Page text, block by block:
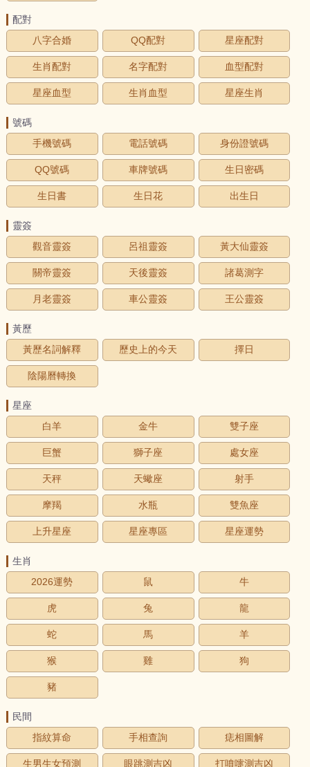
配對
八字合婚
QQ配對 星座配對
生肖配對 名字配對 血型配對
星座血型 生肖血型 星座生肖
號碼
手機號碼
電話號碼 身份證號碼
QQ號碼 車牌號碼 生日密碼
生日書 生日花 出生日
靈簽
觀音靈簽
呂祖靈簽 黃大仙靈簽
關帝靈簽 天後靈簽 諸葛測字
月老靈簽 車公靈簽 王公靈簽
黃歷
黃歷名詞解釋
歷史上的今天 擇日
陰陽曆轉換
星座
白羊
金牛 雙子座
巨蟹 獅子座 處女座
天秤 天蠍座 射手
摩羯 水瓶 雙魚座
上升星座 星座專區 星座運勢
生肖
2026運勢
鼠 牛
虎 兔 龍
蛇 馬 羊
猴 雞 狗
豬
民間
指紋算命
手相查詢 痣相圖解
生男生女預測 眼跳測吉凶 打噴嚏測吉凶